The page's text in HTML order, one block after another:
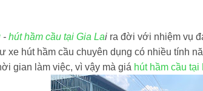
- hút hầm cầu tại Gia Lai ra đời với nhiệm vụ
xe hút hầm cầu chuyên dụng có nhiều tính
gian làm việc, vì vậy mà giá hút hầm cầu